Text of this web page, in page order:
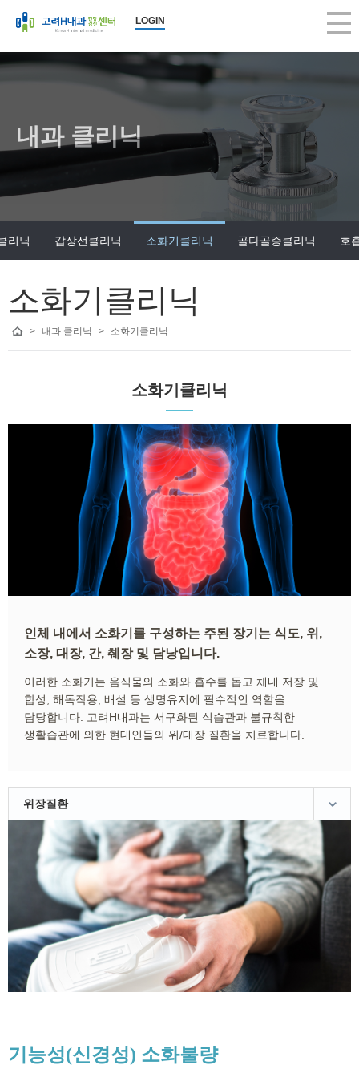
LOGIN
내과 클리닉
리닉 갑상선클리닉 소화기클리닉 골다골증클리닉 호
소화기클리닉
> 내과 클리닉 > 소화기클리닉
소화기클리닉
인체 내에서 소화기를 구성하는 주된 장기는 식도, 위,
소장, 대장, 간, 췌장 및 담낭입니다.
이러한 소화기는 음식물의 소화와 흡수를 돕고 체내 저장 및
합성, 해독작용, 배설 등 생명유지에 필수적인 역할을
담당합니다. 고려H내과는 서구화된 식습관과 불규칙한
생활습관에 의한 현대인들의 위/대장 질환을 치료합니다.
위장질환
기능성(신경성) 소화불량